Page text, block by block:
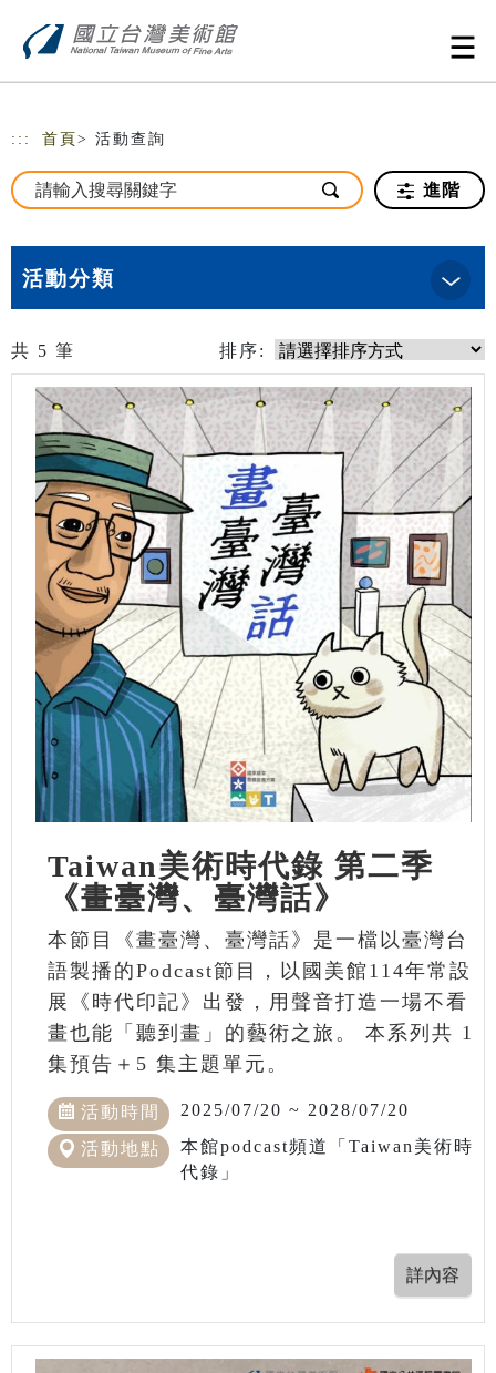
::: 首頁 > 活動查詢
進階
活動分類
共 5 筆 排序:
Taiwan美術時代錄 第二季
《畫臺灣、臺灣話》
本節目《畫臺灣、臺灣話》是一檔以臺灣台
語製播的Podcast節目，以國美館114年常設
展《時代印記》出發，用聲音打造一場不看
畫也能「聽到畫」的藝術之旅。 本系列共 1
集預告＋5 集主題單元。
活動時間 2025/07/20 ~ 2028/07/20
活動地點
本館podcast頻道「Taiwan美術時
代錄」